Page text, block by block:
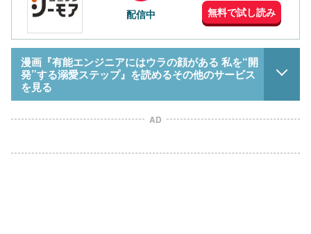
配信中
無料で試し読み
漫画『有能エンジニアにはウラの顔がある 私を“開
発”する溺愛ステップ』を読めるその他のサービス
を見る
AD